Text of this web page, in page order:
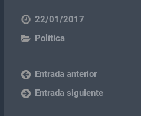
22/01/2017
Política
Entrada anterior
Entrada siguiente